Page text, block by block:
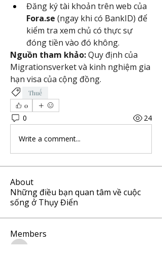
Fora.se (ngay khi có BankID) để
kiểm tra xem chủ có thực sự
đóng tiền vào đó không.
Nguồn tham khảo: Quy định của
Migrationsverket và kinh nghiệm gia
hạn visa của cộng đồng.
Thuế
0
0 24
Write a comment...
About
Những điều bạn quan tâm về cuộc
sống ở Thụy Điển
Members